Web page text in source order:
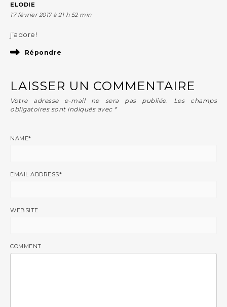
ELODIE
17 février 2017 à 21 h 52 min
j’adore!
Répondre
LAISSER UN COMMENTAIRE
Votre adresse e-mail ne sera pas publiée.
Les champs
obligatoires sont indiqués avec *
NAME*
EMAIL ADDRESS*
WEBSITE
COMMENT